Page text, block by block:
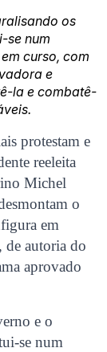
os
se num
curso, com
e
la e combatê-
protestam e
reeleita
Michel
o
em
de autoria do
aprovado
e o
se num